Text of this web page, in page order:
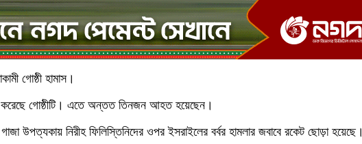
গোষ্ঠী হামাস।
করেছে গোষ্ঠীটি। এতে অন্তত তিনজন আহত হয়েছেন।
উপত্যকায় নিরীহ ফিলিস্তিনিদের ওপর ইসরাইলের বর্বর হামলার জবাবে রকেট ছোড়া হয়েছে।